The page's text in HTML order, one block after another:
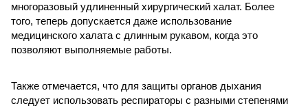
многоразовый удлиненный хирургический халат. Более
того, теперь допускается даже использование
медицинского халата с длинным рукавом, когда это
позволяют выполняемые работы.
Также отмечается, что для защиты органов дыхания
следует использовать респираторы с разными степенями